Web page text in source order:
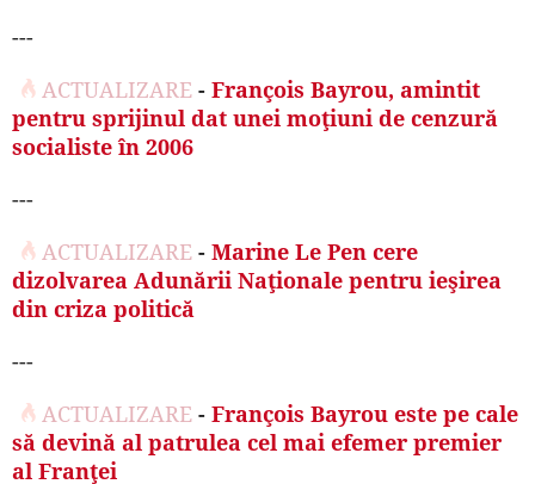
---
ACTUALIZARE - François Bayrou, amintit
pentru sprijinul dat unei moţiuni de cenzură
socialiste în 2006
---
ACTUALIZARE - Marine Le Pen cere
dizolvarea Adunării Naţionale pentru ieşirea
din criza politică
---
ACTUALIZARE - François Bayrou este pe cale
să devină al patrulea cel mai efemer premier
al Franţei